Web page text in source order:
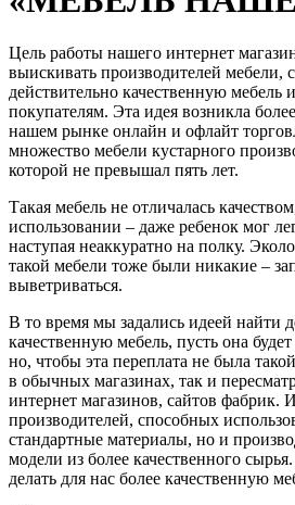
Цель работы нашего интернет
выискивать производителей мебели,
действительно качественную мебель
покупателям. Эта идея возникла
нашем рынке онлайн и офлайт
множество мебели кустарного
которой не превышал пять лет.
Такая мебель не отличалась
использовании – даже ребенок мог
наступая неаккуратно на полку.
такой мебели тоже были никакие –
выветриваться.
В то время мы задались идеей найти
качественную мебель, пусть она
но, чтобы эта переплата не была
в обычных магазинах, так и
интернет магазинов, сайтов
производителей, способных
стандартные материалы, но и
модели из более качественного
делать для нас более качественную